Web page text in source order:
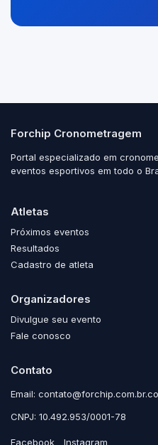
Forchip Cronometragem
Portal especializado em
eventos esportivos em todo o
Atletas
Próximos eventos
Resultados
Cadastro de atleta
Organizadores
Divulgue seu evento
Fale conosco
Contato
Email:
CNPJ: 10.492.953/0001-78
Facebook Instagram